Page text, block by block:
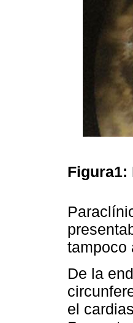
Figura1:
tampoco
De la
el